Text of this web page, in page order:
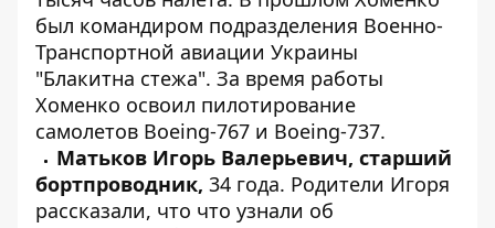
был командиром подразделения Военно-
Транспортной авиации Украины
"Блакитна стежа". За время работы
Хоменко освоил пилотирование
самолетов Вoeing-767 и Boeing-737.
Матьков Игорь Валерьевич, старший
бортпроводник, 34 года. Родители Игоря
рассказали, что что узнали об